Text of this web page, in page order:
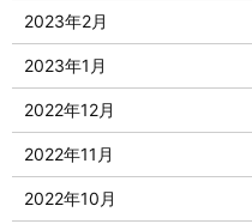
2023年2月
2023年1月
2022年12月
2022年11月
2022年10月